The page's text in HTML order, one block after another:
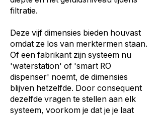
filtratie.
Deze vijf dimensies bieden houvast
omdat ze los van merktermen staan.
Of een fabrikant zijn systeem nu
'waterstation' of 'smart RO
dispenser' noemt, de dimensies
blijven hetzelfde. Door consequent
dezelfde vragen te stellen aan elk
systeem, voorkom je dat je je laat